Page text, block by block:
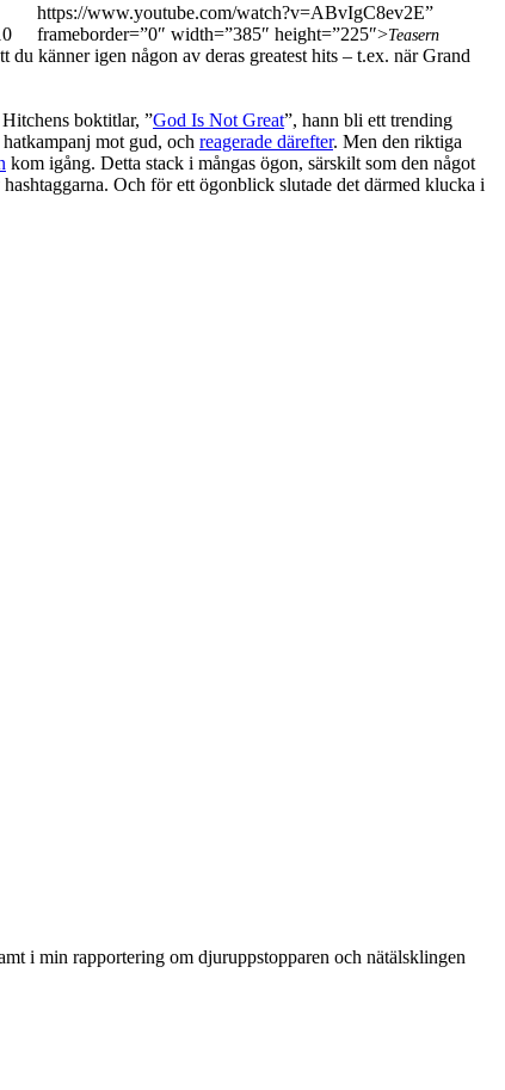
https://www.youtube.com/watch?v=ABvIgC8ev2E”
frameborder=”0″ width=”385″ height=”225″>Teasern
känner igen någon av deras greatest hits – t.ex. när Grand
boktitlar, ”God Is Not Great”, hann bli ett trending
mot gud, och reagerade därefter. Men den riktiga
kom igång. Detta stack i mångas ögon, särskilt som den något
hashtaggarna. Och för ett ögonblick slutade det därmed klucka i
i min rapportering om djuruppstopparen och nätälsklingen